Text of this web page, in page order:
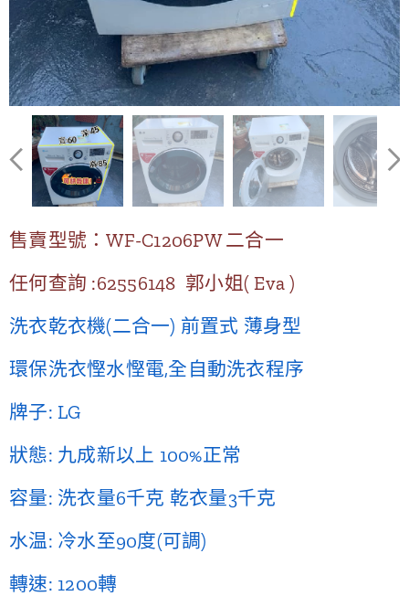
售賣型號：WF-C1206PW 二合一
任何查詢 :62556148 郭小姐( Eva )
洗衣乾衣機(二合一) 前置式 薄身型
環保洗衣慳水慳電,全自動洗衣程序
牌子: LG
狀態: 九成新以上 100%正常
容量: 洗衣量6千克 乾衣量3千克
水温: 冷水至90度(可調)
轉速: 1200轉